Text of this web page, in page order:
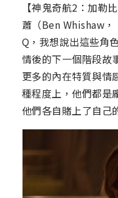
【神鬼奇航2：加勒
蕭（Ben Whishaw
Q，我想說出這些角
情後的下一個階段故
更多的內在特質與情
種程度上，他們都是
他們各自賭上了自己